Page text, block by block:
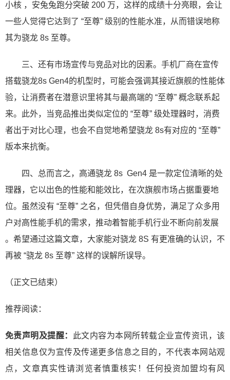
小核 ，安兔兔跑分突破 200 万，这样的成绩十分亮眼，会让
一些人觉得它达到了 “至尊” 级别的性能水准，从而错误地称
其为骁龙 8s 至尊。
三、还有市场宣传与竞品对比的因素。手机厂商在宣传
搭载骁龙8s Gen4的机型时，可能会强调其接近旗舰的性能体
验，让消费者在潜意识里将其与最高端的 “至尊” 概念联系起
来。此外，当竞品推出类似定位的 “至尊” 级处理器时，消费
者出于对比心理，也会不自觉地希望骁龙 8s有对应的 “至尊”
版本来抗衡。
四、总而言之，高通骁龙 8s Gen4 是一款定位清晰的处
理器，它以出色的性能和能效比，在次旗舰市场占据重要地
位。虽然没有 “至尊” 之名，但凭借自身优势，满足了众多用
户对高性能手机的需求，推动着智能手机行业不断向前发展
。希望通过这篇文章，大家能对骁龙 8S 有更准确的认识，不
再被 “骁龙 8s 至尊” 这样的误解所误导。
（正文已结束）
推荐阅读：
免责声明及提醒：
此文内容为本网所转载企业宣传资讯，该
相关信息仅为宣传及传递更多信息之目的，不代表本网站观
点，文章真实性请浏览者慎重核实！任何投资加盟均有风